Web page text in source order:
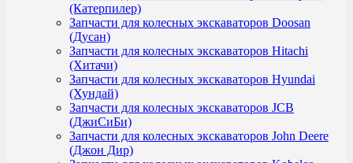
(Катерпилер)
Запчасти для колесных экскаваторов Doosan
(Дусан)
Запчасти для колесных экскаваторов Hitachi
(Хитачи)
Запчасти для колесных экскаваторов Hyundai
(Хундай)
Запчасти для колесных экскаваторов JCB
(ДжиСиБи)
Запчасти для колесных экскаваторов John Deere
(Джон Дир)